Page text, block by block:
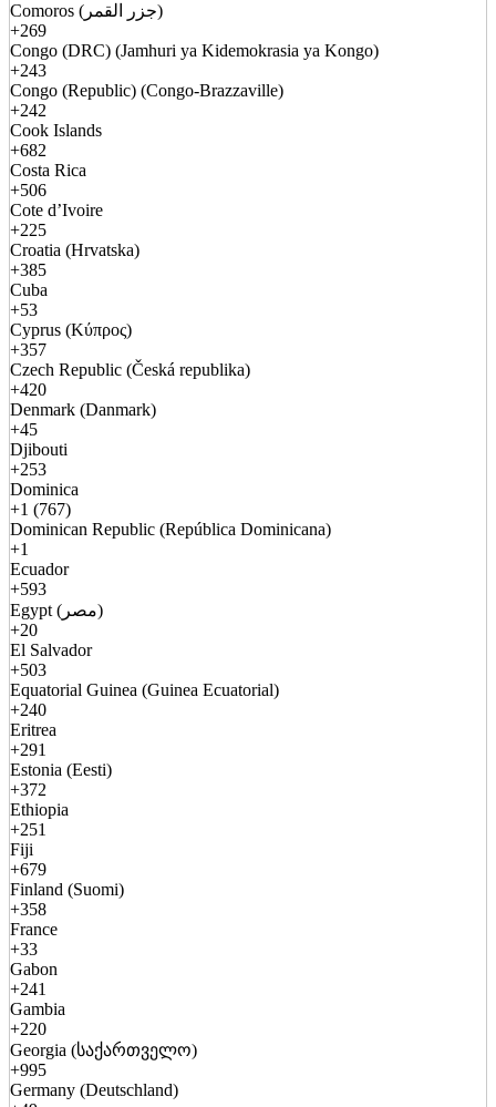
Comoros (جزر القمر)
+269
Congo (DRC) (Jamhuri ya Kidemokrasia ya Kongo)
+243
Congo (Republic) (Congo-Brazzaville)
+242
Cook Islands
+682
Costa Rica
+506
Cote d’Ivoire
+225
Croatia (Hrvatska)
+385
Cuba
+53
Cyprus (Κύπρος)
+357
Czech Republic (Česká republika)
+420
Denmark (Danmark)
+45
Djibouti
+253
Dominica
+1 (767)
Dominican Republic (República Dominicana)
+1
Ecuador
+593
Egypt (مصر)
+20
El Salvador
+503
Equatorial Guinea (Guinea Ecuatorial)
+240
Eritrea
+291
Estonia (Eesti)
+372
Ethiopia
+251
Fiji
+679
Finland (Suomi)
+358
France
+33
Gabon
+241
Gambia
+220
Georgia (საქართველო)
+995
Germany (Deutschland)